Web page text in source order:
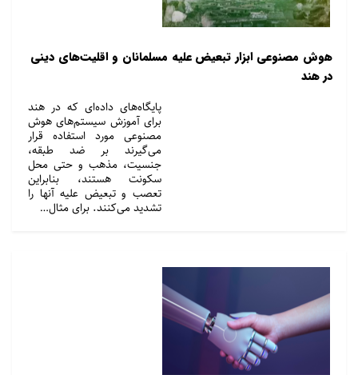
هوش مصنوعی ابزار تبعیض علیه مسلمانان و اقلیت‌های دینی
در هند
پایگاه‌های داده‌ای که در هند
برای آموزش سیستم‌های هوش
مصنوعی مورد استفاده قرار
می‌گیرند بر ضد طبقه،
جنسیت، مذهب و حتی محل
سکونت هستند، بنابراین
تعصب و تبعیض علیه آنها را
تشدید می‌کنند. برای مثال…